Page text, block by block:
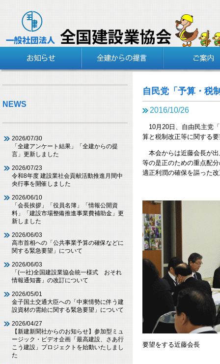
自民党「予算・税
2016/10/26
10月20日、自由民主党
算と税制改正等に関する
本会からは近藤会長が
等の是正のための重点配
適正利潤の確保を謳った
要望をする近藤会長
NEWS
2026/07/30
「全建アンケート結果」「全建からの提
言」更新しました
2026/07/23
令和8年度 建設業社会貢献活動推進月間中
央行事を開催しました
2026/06/10
「会長挨拶」「役員名簿」「情報公開資
料」「建設市場整備推進事業費補助金」更
新しました
2026/06/03
高市首相への「公共事業予算の確保などに
関する緊急要望」について
2026/06/03
「(一社)全国建設業協会統一様式 おそれ
情報通知書」の改訂について
2026/05/01
金子国土交通大臣への「中東情勢に伴う建
設資材の需給に関する緊急要望」について
2026/04/27
【新建新聞社からのお知らせ】参加型ミュ
ージック・ビデオ企画「最高建設、さあ行
こう建設」プロジェクトを始動いたしまし
た